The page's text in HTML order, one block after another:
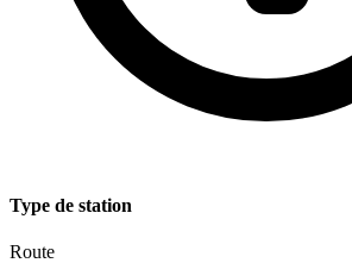
Type de station
Route